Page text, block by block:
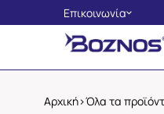
Επικοινωνία
Αθήνα
+30 2310
Αρχική>Όλα τα